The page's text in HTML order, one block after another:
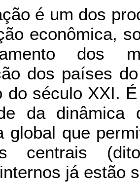
é um dos
econômica,
dos
dos países
do século XXI.
da
global que
centrais
já estão